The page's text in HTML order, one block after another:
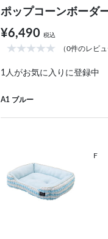
ポップコーンボーダ
¥6,490 税込
（0件のレビュ
1人がお気に入りに登録中
A1 ブルー
F